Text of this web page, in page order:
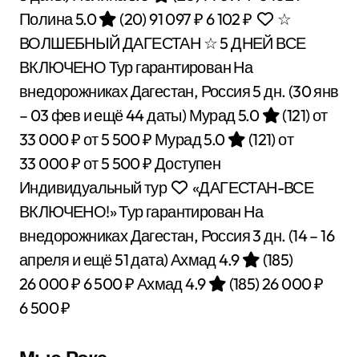
Полина 5.0
(20)91 097 ₽6 102 ₽
☆
ВОЛШЕБНЫЙ ДАГЕСТАН ☆ 5 ДНЕЙ ВСЕ
ВКЛЮЧЕНО Тур гарантирован На
внедорожниках Дагестан, Россия5 дн. (30 янв
– 03 фев и ещё 44 даты)Мурад 5.0 (121)от
33 000 ₽от 5 500 ₽ Мурад 5.0 (121)от
33 000 ₽от 5 500 ₽Доступен
Индивидуальный тур
«ДАГЕСТАН-ВСЕ
ВКЛЮЧЕНО!» Тур гарантирован На
внедорожниках Дагестан, Россия3 дн. (14 – 16
апреля и ещё 51 дата)Ахмад 4.9
(185)
26 000 ₽6 500 ₽Ахмад 4.9 (185)26 000 ₽
6 500 ₽